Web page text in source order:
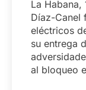
La Habana,
Díaz-Canel
eléctricos
su entrega
al bloqueo